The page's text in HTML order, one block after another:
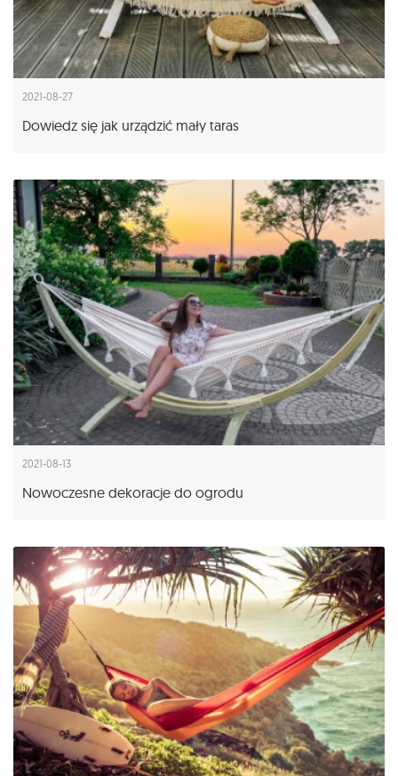
2021-08-27
Dowiedz się jak urządzić mały taras
2021-08-13
Nowoczesne dekoracje do ogrodu